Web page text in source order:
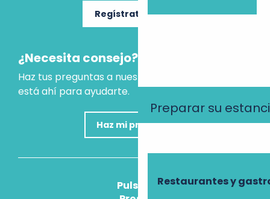
Preparar su
Restaurantes y
Regístrate ahora
¿Necesita consejo?
Haz tus preguntas a nuestro asistente virtual, que
está ahí para ayudarte.
Haz mi pregunta
Pulse